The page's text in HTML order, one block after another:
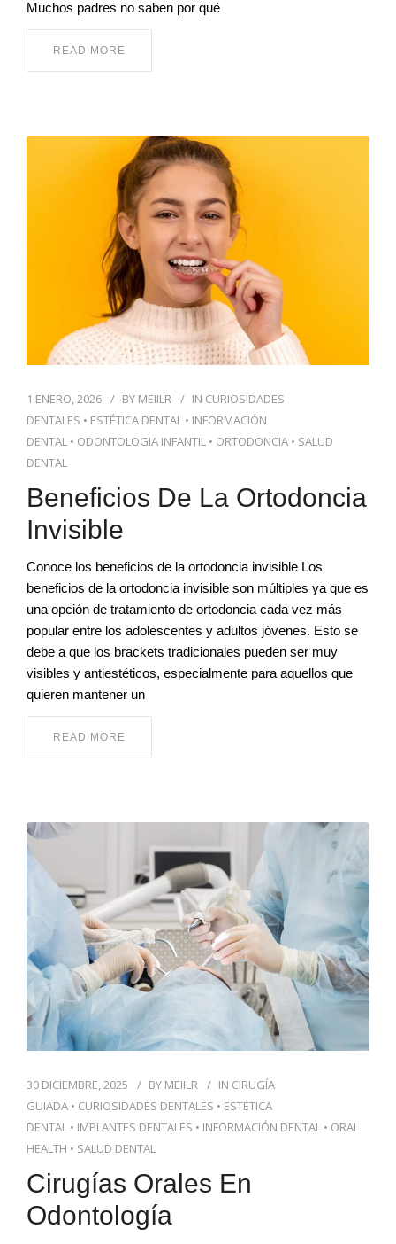
Muchos padres no saben por qué
READ MORE
1 ENERO, 2026 BY MEIILR IN CURIOSIDADES
DENTALES • ESTÉTICA DENTAL • INFORMACIÓN
DENTAL • ODONTOLOGIA INFANTIL • ORTODONCIA • SALUD
DENTAL
Beneficios De La Ortodoncia
Invisible
Conoce los beneficios de la ortodoncia invisible Los
beneficios de la ortodoncia invisible son múltiples ya que es
una opción de tratamiento de ortodoncia cada vez más
popular entre los adolescentes y adultos jóvenes. Esto se
debe a que los brackets tradicionales pueden ser muy
visibles y antiestéticos, especialmente para aquellos que
quieren mantener un
READ MORE
30 DICIEMBRE, 2025 BY MEIILR IN CIRUGÍA
GUIADA • CURIOSIDADES DENTALES • ESTÉTICA
DENTAL • IMPLANTES DENTALES • INFORMACIÓN DENTAL • ORAL
HEALTH • SALUD DENTAL
Cirugías Orales En
Odontología